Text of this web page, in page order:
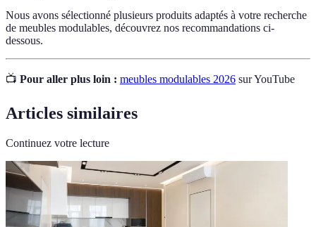
Nous avons sélectionné plusieurs produits adaptés à votre recherche
de meubles modulables, découvrez nos recommandations ci-
dessous.
📺 Pour aller plus loin : meubles modulables 2026 sur YouTube
Articles similaires
Continuez votre lecture